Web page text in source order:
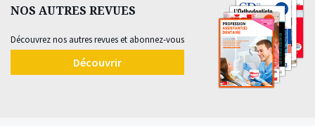
NOS AUTRES REVUES
Découvrez nos autres revues et abonnez-vous
Découvrir